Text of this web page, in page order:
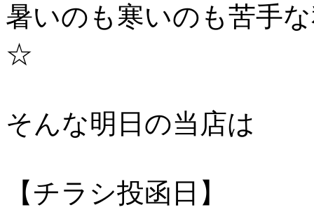
暑いのも寒いのも苦手
☆
そんな明日の当店は
【チラシ投函日】